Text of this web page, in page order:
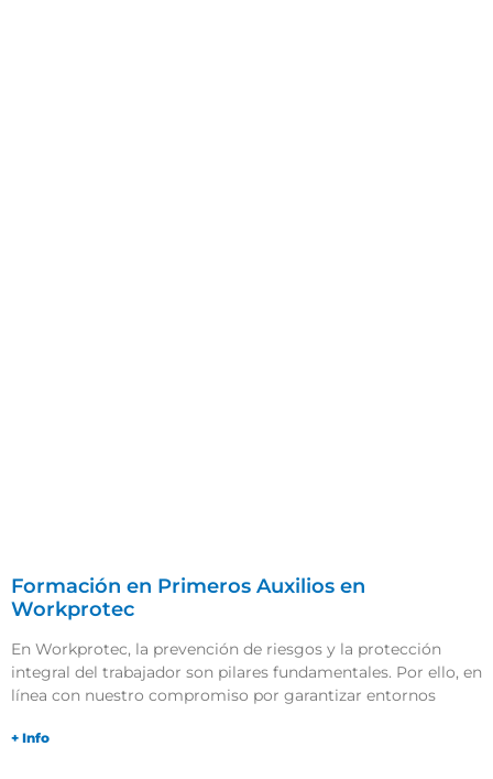
Formación en Primeros Auxilios en
Workprotec
En Workprotec, la prevención de riesgos y la protección
integral del trabajador son pilares fundamentales. Por ello, en
línea con nuestro compromiso por garantizar entornos
+ Info